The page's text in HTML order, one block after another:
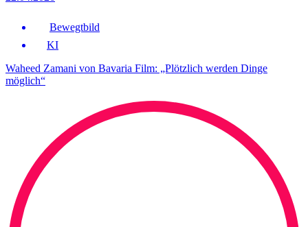
Bewegtbild
KI
Waheed Zamani von Bavaria Film: „Plötzlich werden Dinge
möglich“